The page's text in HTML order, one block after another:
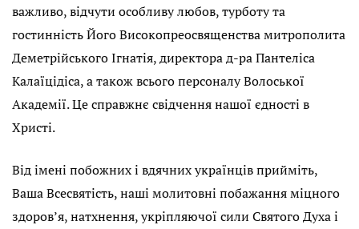
важливо, відчути особливу любов, турботу та
гостинність Його Високопреосвященства митрополита
Деметрійського Ігнатія, директора д-ра Пантеліса
Калаїцідіса, а також всього персоналу Волоської
Академії. Це справжнє свідчення нашої єдності в
Христі.
Від імені побожних і вдячних українців прийміть,
Ваша Всесвятість, наші молитовні побажання міцного
здоров’я, натхнення, укріпляючої сили Святого Духа і